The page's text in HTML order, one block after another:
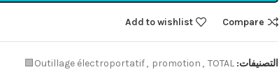
Compare
Add to wishlist
التصنيفات: Outillage électroportatif, promotion , TOTAL🟩